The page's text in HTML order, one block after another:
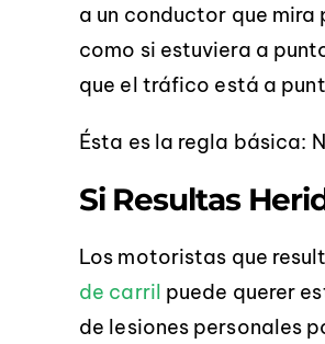
a un conductor que
como si estuviera a
que el tráfico está a
Ésta es la regla básica:
Si Resultas
Los motoristas que
de carril puede querer
de lesiones personales